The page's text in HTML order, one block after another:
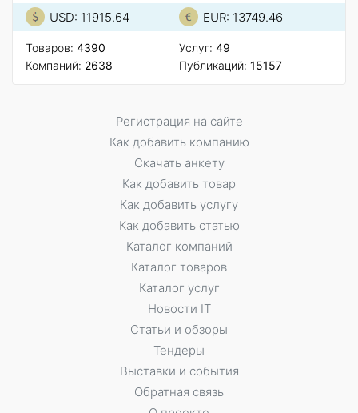
USD: 11915.64 EUR: 13749.46
Товаров: 4390
Компаний: 2638
Услуг: 49
Публикаций: 15157
Регистрация на сайте
Как добавить компанию
Скачать анкету
Как добавить товар
Как добавить услугу
Как добавить статью
Каталог компаний
Каталог товаров
Каталог услуг
Новости IT
Статьи и обзоры
Тендеры
Выставки и события
Обратная связь